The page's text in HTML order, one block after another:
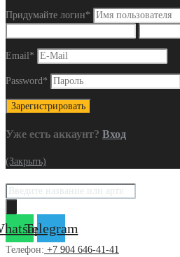
Придумайте логин*
Email*
Password*
Уже есть аккаунт? Вход
(Закрыть)
Поиск
Telegram
Телефон: +7 904 646-41-41